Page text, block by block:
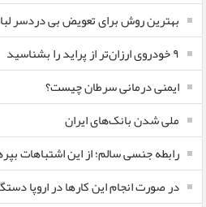
بهترین روش برای تعویض بی دردسر
٩ خودروی ارزان‌تر از پراید را بشناسید
ایمنی درمانی سرطان چیست؟
ملی شدن بانک‌های ایران
رابطه جنسی سالم؛ از این اشتباهات
در صورت انجام این کارها در اروپا